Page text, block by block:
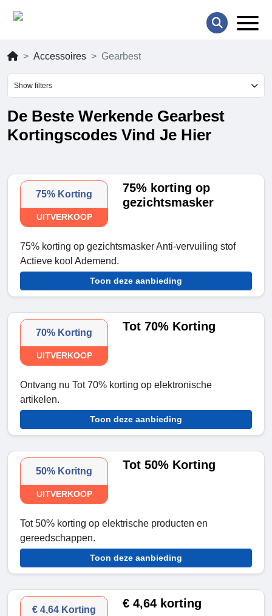
Accessoires Gearbest
Show filters
De Beste Werkende Gearbest
Kortingscodes Vind Je Hier
75% Korting
UITVERKOOP
75% korting op
gezichtsmasker
75% korting op gezichtsmasker Anti-vervuiling stof
Actieve kool Ademend.
Toon deze aanbieding
70% Korting
UITVERKOOP
Tot 70% Korting
Ontvang nu Tot 70% korting op elektronische
artikelen.
Toon deze aanbieding
50% Koritng
UITVERKOOP
Tot 50% Korting
Tot 50% korting op elektrische producten en
gereedschappen.
Toon deze aanbieding
€ 4,64 Korting € 4,64 korting